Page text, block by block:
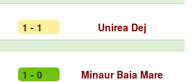
1 - 1 Unirea Dej
1 - 0 Minaur Baia Mare